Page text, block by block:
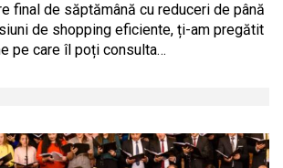
final de săptămână cu reduceri de până
de shopping eficiente, ți-am pregătit
pe care îl poți consulta…